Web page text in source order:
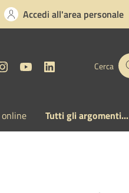
Accedi all'area personale
Instagram
YouTubeLinkedinCerca
Tutti gli argomenti...